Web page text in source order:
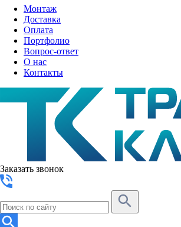
Монтаж
Доставка
Оплата
Портфолио
Вопрос-ответ
О нас
Контакты
Заказать звонок